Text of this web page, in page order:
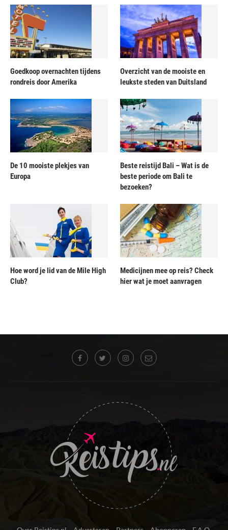
Goedkoop overnachten tijdens
rondreis door Amerika
Overzicht van de mooiste en
leukste steden van Duitsland
De 10 mooiste plekjes van
Europa
Beste reistijd Bali – Wat is de
beste periode om Bali te
bezoeken?
Hoe word je lid van de Mile High
Club?
Medicijnen mee op reis? Check
hier wat je moet aanvragen